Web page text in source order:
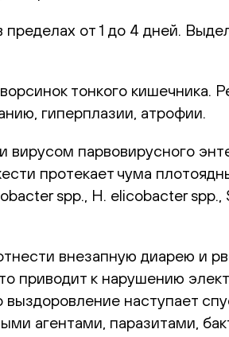
от 1 до 4 дней.
тонкого кишечника.
гиперплазии, атрофии.
парвовирусного
протекает чума
spp., H. elicobacter
внезапную диарею и
приводит к нарушению
наступает
агентами, паразитами,